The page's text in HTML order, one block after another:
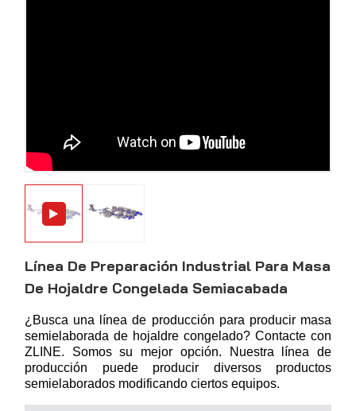
Línea De Preparación Industrial Para Masa
De Hojaldre Congelada Semiacabada
¿Busca una línea de producción para producir masa
semielaborada de hojaldre congelado? Contacte con
ZLINE. Somos su mejor opción. Nuestra línea de
producción puede producir diversos productos
semielaborados modificando ciertos equipos.